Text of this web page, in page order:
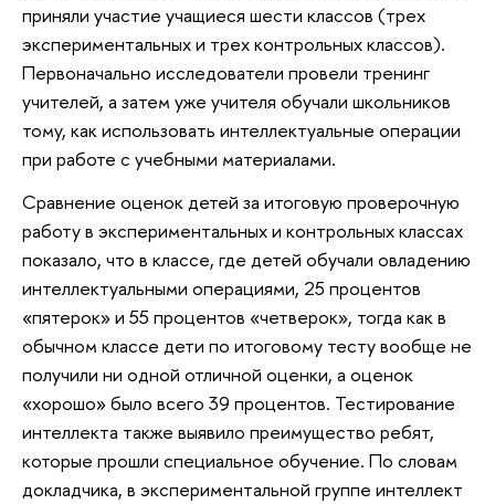
приняли участие учащиеся шести классов (трех
экспериментальных и трех контрольных классов).
Первоначально исследователи провели тренинг
учителей, а затем уже учителя обучали школьников
тому, как использовать интеллектуальные операции
при работе с учебными материалами.
Сравнение оценок детей за итоговую проверочную
работу в экспериментальных и контрольных классах
показало, что в классе, где детей обучали овладению
интеллектуальными операциями, 25 процентов
«пятерок» и 55 процентов «четверок», тогда как в
обычном классе дети по итоговому тесту вообще не
получили ни одной отличной оценки, а оценок
«хорошо» было всего 39 процентов. Тестирование
интеллекта также выявило преимущество ребят,
которые прошли специальное обучение. По словам
докладчика, в экспериментальной группе интеллект